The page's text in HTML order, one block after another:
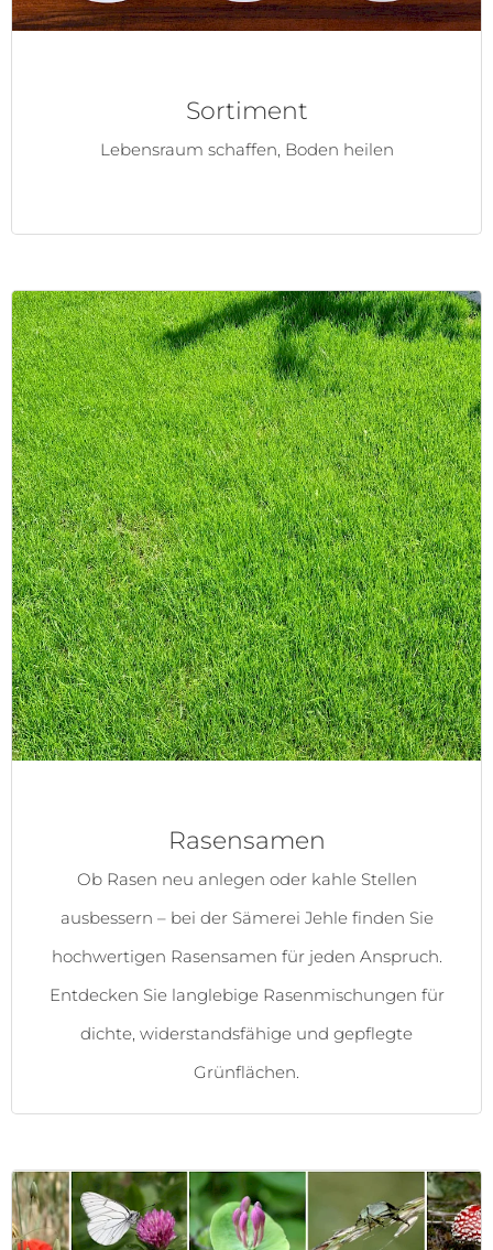
Sortiment
Lebensraum schaffen, Boden heilen
Rasensamen
Ob Rasen neu anlegen oder kahle Stellen
ausbessern – bei der Sämerei Jehle finden Sie
hochwertigen Rasensamen für jeden Anspruch.
Entdecken Sie langlebige Rasenmischungen für
dichte, widerstandsfähige und gepflegte
Grünflächen.